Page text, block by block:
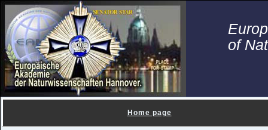
of
Home page